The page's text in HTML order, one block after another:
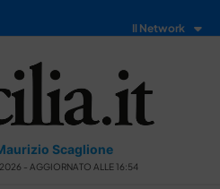
Il Network
Scaglione
- AGGIORNATO ALLE 16:54